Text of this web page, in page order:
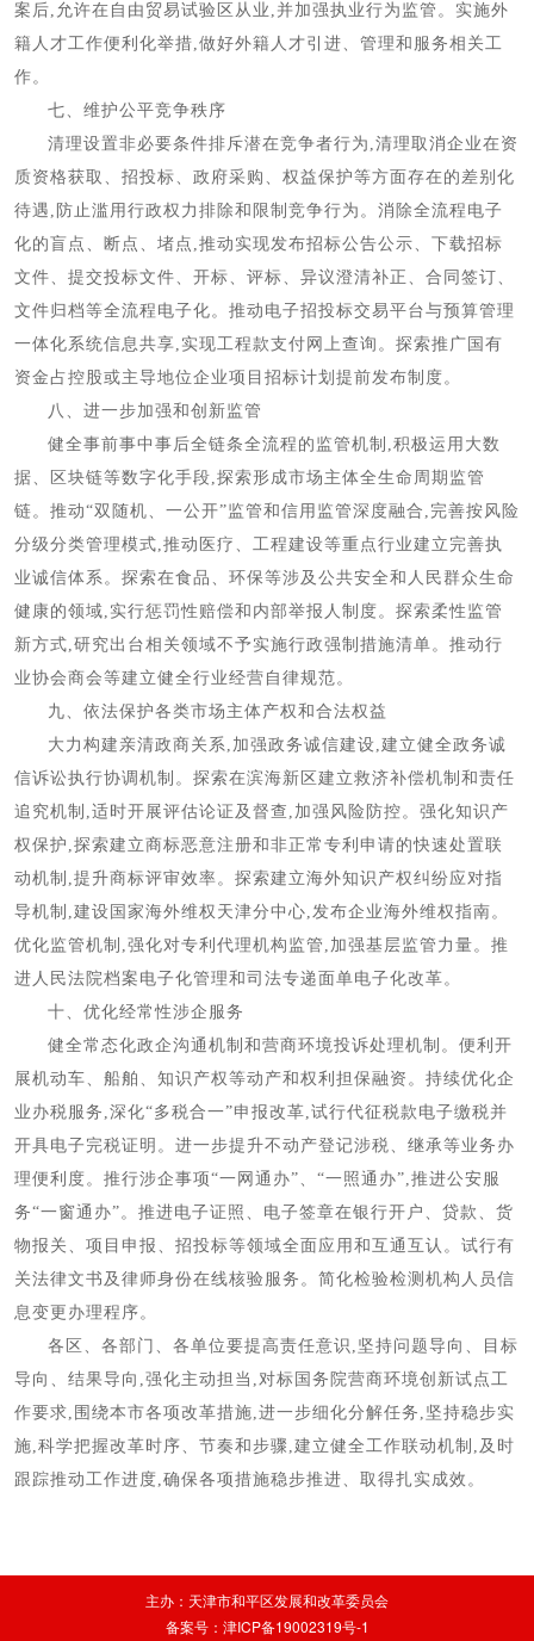
案后,允许在自由贸易试验区从业,并加强执业行为监管。实施外
籍人才工作便利化举措,做好外籍人才引进、管理和服务相关工
作。
七、维护公平竞争秩序
清理设置非必要条件排斥潜在竞争者行为,清理取消企业在资
质资格获取、招投标、政府采购、权益保护等方面存在的差别化
待遇,防止滥用行政权力排除和限制竞争行为。消除全流程电子
化的盲点、断点、堵点,推动实现发布招标公告公示、下载招标
文件、提交投标文件、开标、评标、异议澄清补正、合同签订、
文件归档等全流程电子化。推动电子招投标交易平台与预算管理
一体化系统信息共享,实现工程款支付网上查询。探索推广国有
资金占控股或主导地位企业项目招标计划提前发布制度。
八、进一步加强和创新监管
健全事前事中事后全链条全流程的监管机制,积极运用大数
据、区块链等数字化手段,探索形成市场主体全生命周期监管
链。推动“双随机、一公开”监管和信用监管深度融合,完善按风险
分级分类管理模式,推动医疗、工程建设等重点行业建立完善执
业诚信体系。探索在食品、环保等涉及公共安全和人民群众生命
健康的领域,实行惩罚性赔偿和内部举报人制度。探索柔性监管
新方式,研究出台相关领域不予实施行政强制措施清单。推动行
业协会商会等建立健全行业经营自律规范。
九、依法保护各类市场主体产权和合法权益
大力构建亲清政商关系,加强政务诚信建设,建立健全政务诚
信诉讼执行协调机制。探索在滨海新区建立救济补偿机制和责任
追究机制,适时开展评估论证及督查,加强风险防控。强化知识产
权保护,探索建立商标恶意注册和非正常专利申请的快速处置联
动机制,提升商标评审效率。探索建立海外知识产权纠纷应对指
导机制,建设国家海外维权天津分中心,发布企业海外维权指南。
优化监管机制,强化对专利代理机构监管,加强基层监管力量。推
进人民法院档案电子化管理和司法专递面单电子化改革。
十、优化经常性涉企服务
健全常态化政企沟通机制和营商环境投诉处理机制。便利开
展机动车、船舶、知识产权等动产和权利担保融资。持续优化企
业办税服务,深化“多税合一”申报改革,试行代征税款电子缴税并
开具电子完税证明。进一步提升不动产登记涉税、继承等业务办
理便利度。推行涉企事项“一网通办”、“一照通办”,推进公安服
务“一窗通办”。推进电子证照、电子签章在银行开户、贷款、货
物报关、项目申报、招投标等领域全面应用和互通互认。试行有
关法律文书及律师身份在线核验服务。简化检验检测机构人员信
息变更办理程序。
各区、各部门、各单位要提高责任意识,坚持问题导向、目标
导向、结果导向,强化主动担当,对标国务院营商环境创新试点工
作要求,围绕本市各项改革措施,进一步细化分解任务,坚持稳步实
施,科学把握改革时序、节奏和步骤,建立健全工作联动机制,及时
跟踪推动工作进度,确保各项措施稳步推进、取得扎实成效。
主办：天津市和平区发展和改革委员会
备案号：津ICP备19002319号-1